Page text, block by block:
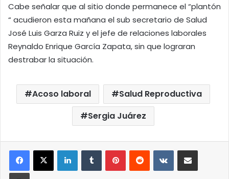
Cabe señalar que al sitio donde permanece el “plantón
“ acudieron esta mañana el sub secretario de Salud
José Luis Garza Ruiz y el jefe de relaciones laborales
Reynaldo Enrique García Zapata, sin que lograran
destrabar la situación.
Acoso laboral
Salud Reproductiva
Sergia Juárez
LinkedInTumblrPinterestReddit VKontakteCompartir por correo
Imprimir